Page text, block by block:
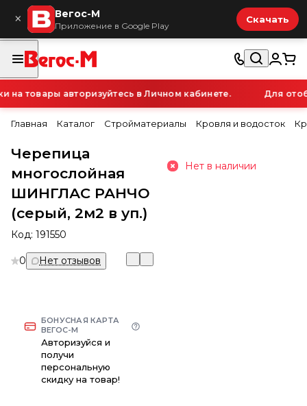
× Вегос-М
Приложение в Google Play
Скачать
товары авторизуйтесь в Личном кабинете. Для
Главная Каталог Стройматериалы Кровля и водосток
Черепица
многослойная
ШИНГЛАС РАНЧО
(серый, 2м2 в уп.)
Код: 191550
0 Нет отзывов
БОНУСНАЯ КАРТА
ВЕГОС-М
Авторизуйся и
получи
персональную
скидку на товар!
Нет в наличии